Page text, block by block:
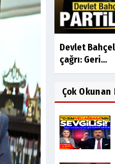
Devlet
çağrı: Geri...
Çok Okunan